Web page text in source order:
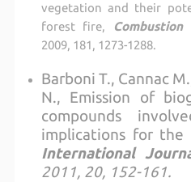
vegetation and their
forest fire,
2009, 181, 1273-1288.
Barboni T., Cannac
N., Emission of
compounds
implications for
International
2011, 20, 152-161.